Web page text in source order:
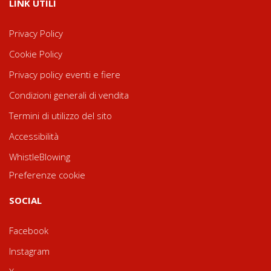
LINK UTILI
Privacy Policy
Cookie Policy
Privacy policy eventi e fiere
Condizioni generali di vendita
Termini di utilizzo del sito
Accessibilità
WhistleBlowing
Preferenze cookie
SOCIAL
Facebook
Instagram